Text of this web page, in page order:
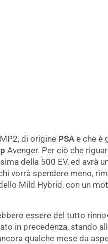
di origine PSAe che è
Avenger. Per ciò che
della 500 EV, ed avrà
vorrà spendere meno,
Mild Hybrid, con un
essere del tutto
in precedenza, stando
qualche mese da